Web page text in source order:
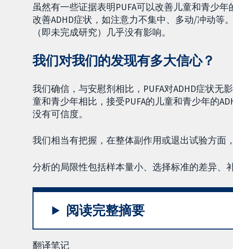
虽然有一些证据表明PUFA可以改善儿童和青少
改善ADHD症状，如注意力不集中、多动/冲动等
（即未完成研究）几乎没有影响。
我们对我们的发现有多大信心？
我们确信，与安慰剂相比，PUFA对ADHD症状
童和青少年相比，接受PUFA的儿童和青少年的
没有可信度。
我们相当有把握，在整体副作用或退出试验方面
分析的局限性包括样本量小、选择标准的差异、
阅读完整摘要
翻译笔记